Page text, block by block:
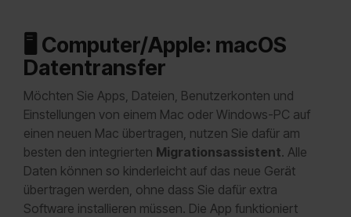
🖥️ Computer/Apple: macOS
Datentransfer
Möchten Sie Apps, Dateien, Benutzerkonten und
Einstellungen von einem Mac oder Windows-PC auf
einen neuen Mac übertragen, nutzen Sie dafür am
besten den integrierten Migrationsassistent. Alle
Daten können so kinderleicht auf das neue Gerät
übertragen werden, ohne dass Sie dafür extra
Software installieren müssen. Die App funktioniert